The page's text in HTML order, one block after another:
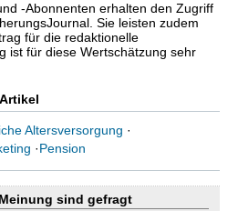
-Abonnenten erhalten den Zugriff
Sie leisten zudem
für die redaktionelle
ist für diese Wertschätzung sehr
Altersversorgung ·
·Pension
sind gefragt